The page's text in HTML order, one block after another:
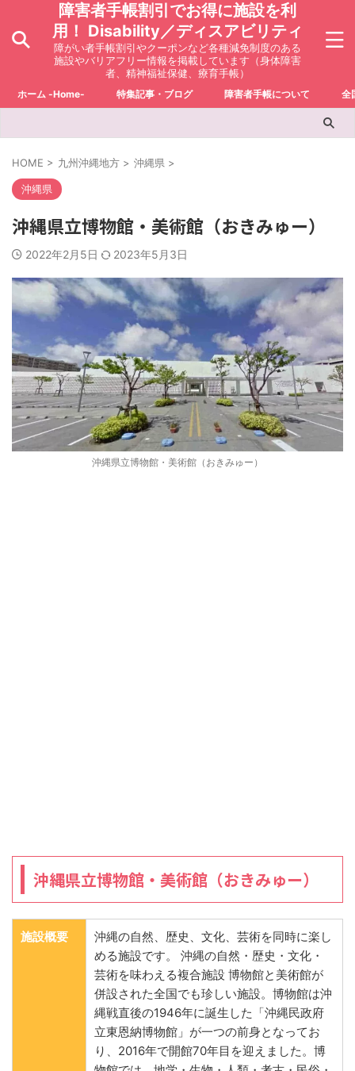
障害者手帳割引でお得に施設を利
用！ Disability／ディスアビリティ
障がい者手帳割引やクーポンなど各種減免制度のある
施設やバリアフリー情報を掲載しています（身体障害
者、精神福祉保健、療育手帳）
ホーム -Home- 特集記事・ブログ 障害者手帳について 全
HOME > 九州沖縄地方 > 沖縄県 >
沖縄県
沖縄県立博物館・美術館（おきみゅー）
2022年2月5日 2023年5月3日
沖縄県立博物館・美術館（おきみゅー）
沖縄県立博物館・美術館（おきみゅー）
施設概要
沖縄の自然、歴史、文化、芸術を同時に楽し
める施設です。 沖縄の自然・歴史・文化・
芸術を味わえる複合施設 博物館と美術館が
併設された全国でも珍しい施設。博物館は沖
縄戦直後の1946年に誕生した「沖縄民政府
立東恩納博物館」が一つの前身となってお
り、2016年で開館70年目を迎えました。博